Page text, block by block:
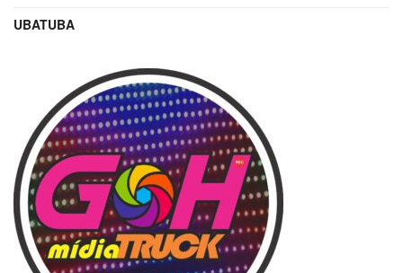
UBATUBA